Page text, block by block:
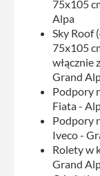
75x105
Alpa
Sky Roof
75x105
włącznie
Grand
Podpory
Fiata -
Podpory
Iveco -
Rolety w
Grand